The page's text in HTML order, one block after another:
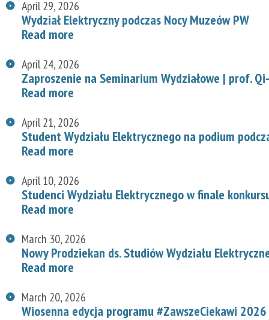
April 29, 2026
Wydział Elektryczny podczas Nocy Muzeów PW
Read more
April 24, 2026
Zaproszenie na Seminarium Wydziałowe | prof.
Read more
April 21, 2026
Student Wydziału Elektrycznego na podium
Read more
April 10, 2026
Studenci Wydziału Elektrycznego w finale
Read more
March 30, 2026
Nowy Prodziekan ds. Studiów Wydziału
Read more
March 20, 2026
Wiosenna edycja programu #ZawszeCiekawi